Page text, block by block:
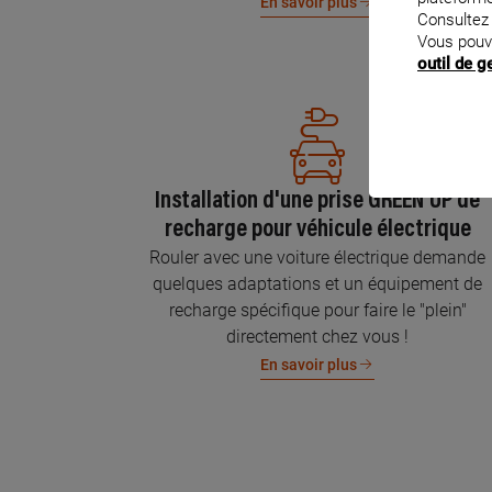
Installation d'une prise GREEN'UP de
recharge pour véhicule électrique
Rouler avec une voiture électrique demande
quelques adaptations et un équipement de
recharge spécifique pour faire le "plein"
directement chez vous !
En savoir plus
Vous
outil de